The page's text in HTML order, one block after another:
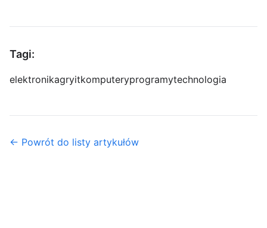
Tagi:
elektronikagryitkomputeryprogramytechnologia
← Powrót do listy artykułów